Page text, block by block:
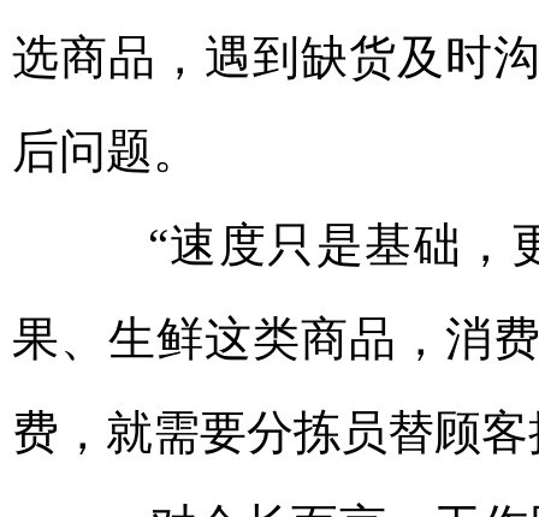
选商品，遇到缺货及时
后问题。
“速度只是基础，更
果、生鲜这类商品，消
费，就需要分拣员替顾